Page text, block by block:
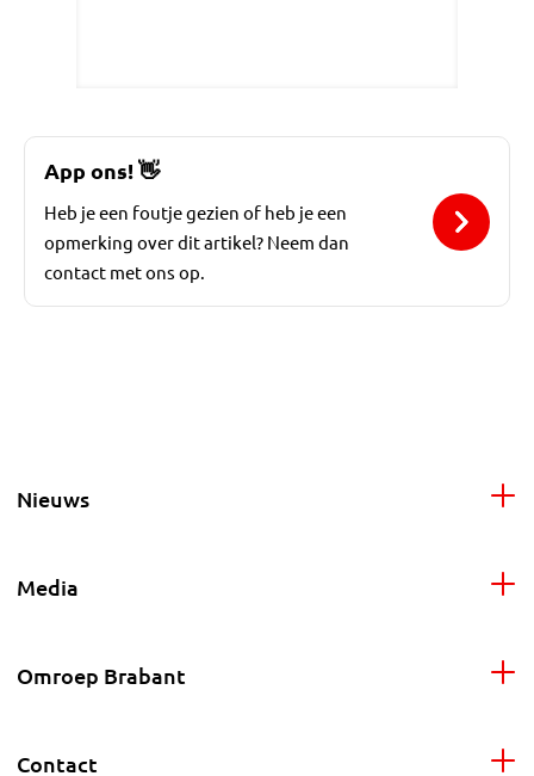
App ons!👋
Heb je een foutje gezien of heb je een
opmerking over dit artikel? Neem dan
contact met ons op.
Nieuws
Media
Omroep Brabant
Contact